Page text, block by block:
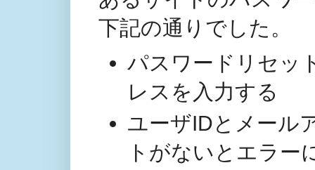
下記の通りでした。
パスワードリセッ
レスを入力する
ユーザIDとメール
トがないとエラー